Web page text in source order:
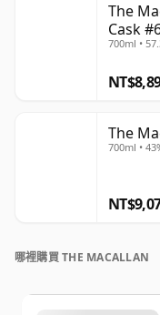
The
Cask
700ml •
The
700ml •
哪裡購買 THE MACALLAN